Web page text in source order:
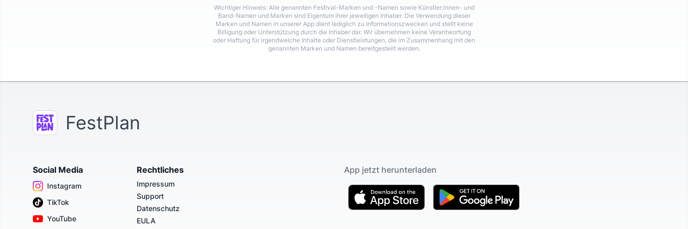
Wichtiger Hinweis: Alle genannten Festival-Marken und -Namen sowie Künstler:innen- und
Band-Namen und Marken sind Eigentum ihrer jeweiligen Inhaber. Die Verwendung dieser
Marken und Namen in unserer App dient lediglich zu Informationszwecken und stellt keine
Billigung oder Unterstützung durch die Inhaber dar. Wir übernehmen keine Verantwortung
oder Haftung für irgendwelche Inhalte oder Dienstleistungen, die im Zusammenhang mit den
genannten Marken und Namen bereitgestellt werden.
FestPlan
Social Media
Instagram
TikTok
YouTube
Rechtliches
Impressum
Support
Datenschutz
EULA
App jetzt herunterladen